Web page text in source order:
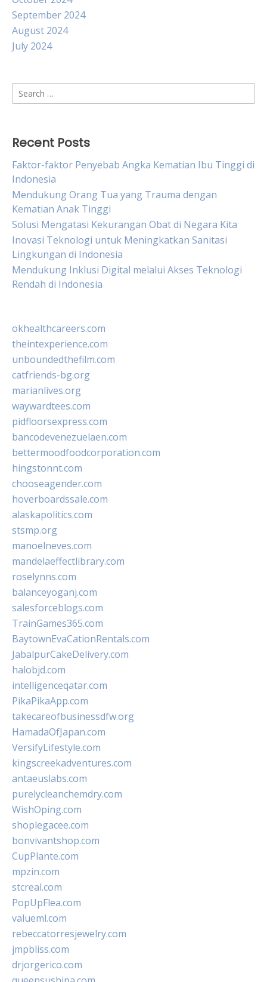
September 2024
August 2024
July 2024
Search
for:
Recent Posts
Faktor-faktor Penyebab Angka Kematian Ibu Tinggi di
Indonesia
Mendukung Orang Tua yang Trauma dengan
Kematian Anak Tinggi
Solusi Mengatasi Kekurangan Obat di Negara Kita
Inovasi Teknologi untuk Meningkatkan Sanitasi
Lingkungan di Indonesia
Mendukung Inklusi Digital melalui Akses Teknologi
Rendah di Indonesia
okhealthcareers.com
theintexperience.com
unboundedthefilm.com
catfriends-bg.org
marianlives.org
waywardtees.com
pidfloorsexpress.com
bancodevenezuelaen.com
bettermoodfoodcorporation.com
hingstonnt.com
chooseagender.com
hoverboardssale.com
alaskapolitics.com
stsmp.org
manoelneves.com
mandelaeffectlibrary.com
roselynns.com
balanceyoganj.com
salesforceblogs.com
TrainGames365.com
BaytownEvaCationRentals.com
JabalpurCakeDelivery.com
halobjd.com
intelligenceqatar.com
PikaPikaApp.com
takecareofbusinessdfw.org
HamadaOfJapan.com
VersifyLifestyle.com
kingscreekadventures.com
antaeuslabs.com
purelycleanchemdry.com
WishOping.com
shoplegacee.com
bonvivantshop.com
CupPlante.com
mpzin.com
stcreal.com
PopUpFlea.com
valueml.com
rebeccatorresjewelry.com
jmpbliss.com
drjorgerico.com